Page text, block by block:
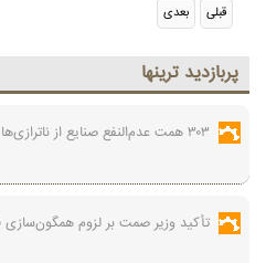
پربازديد ترينها
۳۰۳ همت عدم‌النفع صنایع از ناترازی‌ها
تأکید وزیر صمت بر لزوم همگون‌سازی